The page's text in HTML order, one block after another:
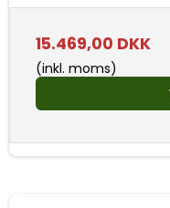
15.469,00 DKK
(inkl. moms)